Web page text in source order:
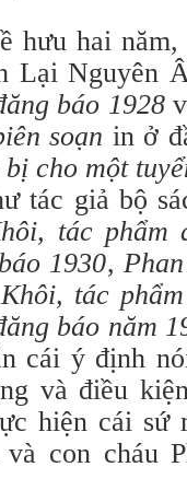
hưu hai
Lại Nguyên
báo 1928
soạn in ở
bị cho một
tác giả bộ
tác phẩm
1930,
tác
báo năm
cái ý định
và điều
hiện cái sứ
con cháu